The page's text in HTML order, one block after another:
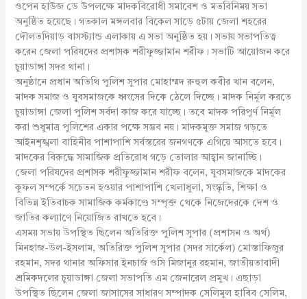
ওপেন হাউজ ডে উপলক্ষে মাদকবিরোধী সমাবেশ ও মতবিনিময় সভা
অনুষ্ঠিত হয়েছে। গতকাল মঙ্গলবার বিকেল সাড়ে ৫টায় জেলা শহরের
দৌলতদিয়াড় বাসস্ট্যান্ড এলাকায় এ সভা অনুষ্ঠিত হয়। সভায় সভাপতিত্ব
করেন জেলা পরিষদের প্রশাসক শরীফুজ্জামান শরীফ। সভাটি আয়োজন করে
চুয়াডাঙ্গা সদর থানা।
অনুষ্ঠানে প্রধান অতিথি পুলিশ সুপার মোহাম্মদ রুহুল কবীর খান বলেন,
মাদক সমাজ ও যুবসমাজকে ধ্বংসের দিকে ঠেলে দিচ্ছে। মাদক নির্মূল করতে
চুয়াডাঙ্গা জেলা পুলিশ সর্বদা কাজ করে যাচ্ছে। তবে মাদক পরিপূর্ণ নির্মূল
করা শুধুমাত্র পুলিশের একার পক্ষে সম্ভব নয়। মাদকমুক্ত সমাজ গড়তে
আইনশৃঙ্খলা বাহিনীর পাশাপাশি সর্বস্তরের জনগণকে এগিয়ে আসতে হবে।
মাদকের বিরুদ্ধে সামাজিক প্রতিরোধ গড়ে তোলার আহ্বান জানাচ্ছি।
জেলা পরিষদের প্রশাসক শরীফুজ্জামান শরীফ বলেন, যুবসমাজকে মাদকের
কুফল সম্পর্কে সচেতন হওয়ার পাশাপাশি খেলাধুলা, সংস্কৃতি, শিক্ষা ও
বিভিন্ন ইতিবাচক সামাজিক কর্মকাণ্ডে সম্পৃক্ত থেকে নিজেদেরকে দেশ ও
জাতির কল্যাণে নিয়োজিত রাখতে হবে।
এসময় সভায় উপস্থিত ছিলেন অতিরিক্ত পুলিশ সুপার (প্রশাসন ও অর্থ)
মিনহাজ-উল-ইসলাম, অতিরিক্ত পুলিশ সুপার (সদর সার্কেল) মোস্তাফিজুর
রহমান, সদর থানার অফিসার ইনচার্জ ওসি মিজানুর রহমান, জাতীয়তাবাদী
শ্রমিকদলের চুয়াডাঙ্গা জেলা সভাপতি এম জেনারেল প্রমুখ। এছাড়া
উপস্থিত ছিলেন জেলা জাসাসের সাধারণ সম্পাদক সেলিমুল হাবিব সেলিম,